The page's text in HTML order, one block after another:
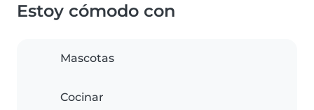
Estoy cómodo con
Mascotas
Cocinar